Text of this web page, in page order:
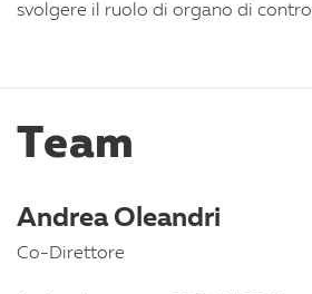
svolgere il ruolo di organo di
Team
Andrea Oleandri
Co-Direttore